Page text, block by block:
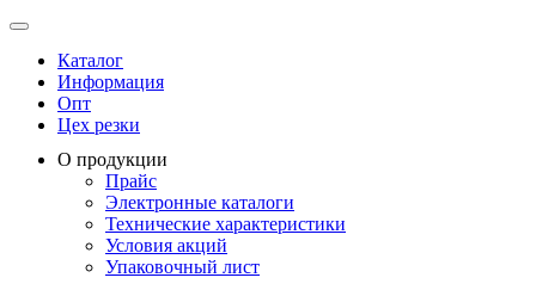
Каталог
Информация
Опт
Цех резки
О продукции
Прайс
Электронные каталоги
Технические характеристики
Условия акций
Упаковочный лист